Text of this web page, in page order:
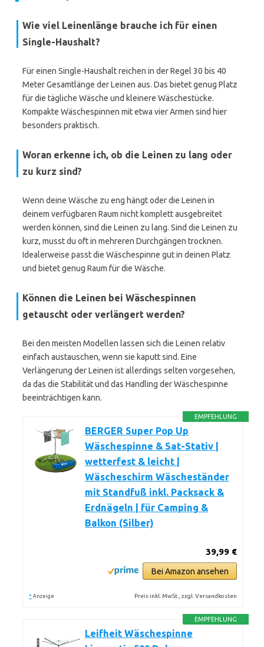
Wie viel Leinenlänge brauche ich für einen
Single-Haushalt?
Für einen Single-Haushalt reichen in der Regel 30 bis 40
Meter Gesamtlänge der Leinen aus. Das bietet genug Platz
für die tägliche Wäsche und kleinere Wäschestücke.
Kompakte Wäschespinnen mit etwa vier Armen sind hier
besonders praktisch.
Woran erkenne ich, ob die Leinen zu lang oder
zu kurz sind?
Wenn deine Wäsche zu eng hängt oder die Leinen in
deinem verfügbaren Raum nicht komplett ausgebreitet
werden können, sind die Leinen zu lang. Sind die Leinen zu
kurz, musst du oft in mehreren Durchgängen trocknen.
Idealerweise passt die Wäschespinne gut in deinen Platz
und bietet genug Raum für die Wäsche.
Können die Leinen bei Wäschespinnen
getauscht oder verlängert werden?
Bei den meisten Modellen lassen sich die Leinen relativ
einfach austauschen, wenn sie kaputt sind. Eine
Verlängerung der Leinen ist allerdings selten vorgesehen,
da das die Stabilität und das Handling der Wäschespinne
beeinträchtigen kann.
EMPFEHLUNG
BERGER Super Pop Up
Wäschespinne & Sat-Stativ |
wetterfest & leicht |
Wäscheschirm Wäscheständer
mit Standfuß inkl. Packsack &
Erdnägeln | für Camping &
Balkon (Silber)
39,99 €
Bei Amazon ansehen
* Anzeige Preis inkl. MwSt., zzgl. Versandkosten
EMPFEHLUNG
Leifheit Wäschespinne